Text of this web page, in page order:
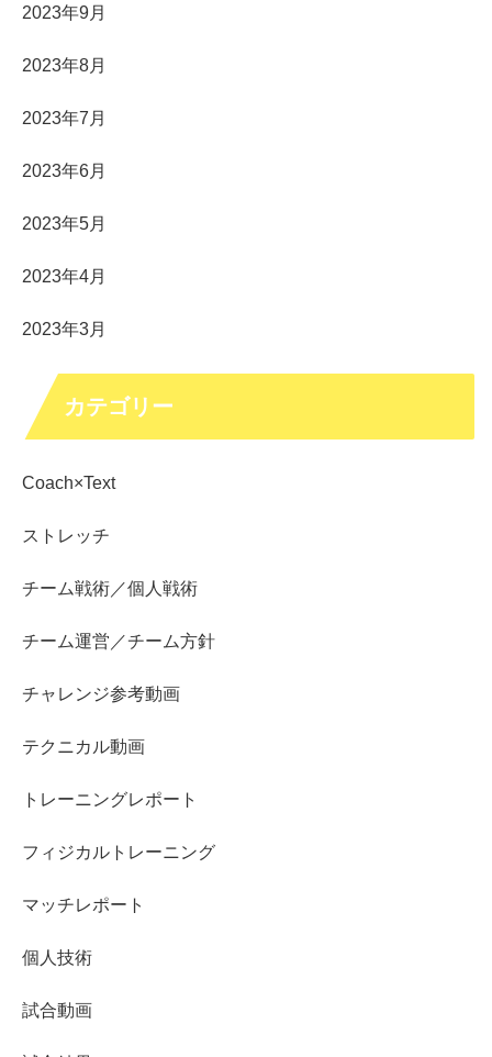
2023年9月
2023年8月
2023年7月
2023年6月
2023年5月
2023年4月
2023年3月
カテゴリー
Coach×Text
ストレッチ
チーム戦術／個人戦術
チーム運営／チーム方針
チャレンジ参考動画
テクニカル動画
トレーニングレポート
フィジカルトレーニング
マッチレポート
個人技術
試合動画